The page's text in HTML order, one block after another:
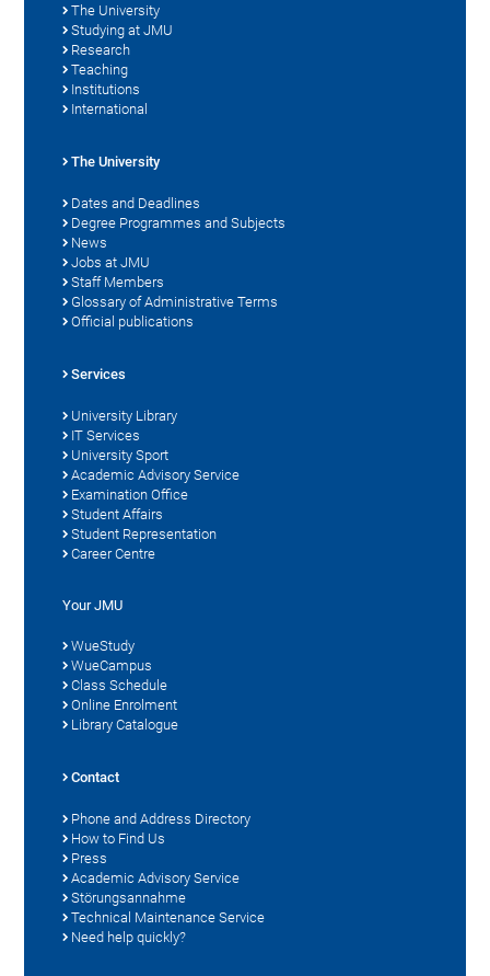
The University
Studying at JMU
Research
Teaching
Institutions
International
The University
Dates and Deadlines
Degree Programmes and Subjects
News
Jobs at JMU
Staff Members
Glossary of Administrative Terms
Official publications
Services
University Library
IT Services
University Sport
Academic Advisory Service
Examination Office
Student Affairs
Student Representation
Career Centre
Your JMU
WueStudy
WueCampus
Class Schedule
Online Enrolment
Library Catalogue
Contact
Phone and Address Directory
How to Find Us
Press
Academic Advisory Service
Störungsannahme
Technical Maintenance Service
Need help quickly?